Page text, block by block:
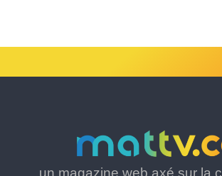
un magazine web axé sur la